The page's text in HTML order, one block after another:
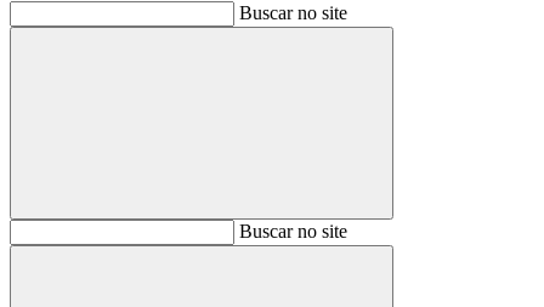
Buscar no site
BuscarBuscar no site